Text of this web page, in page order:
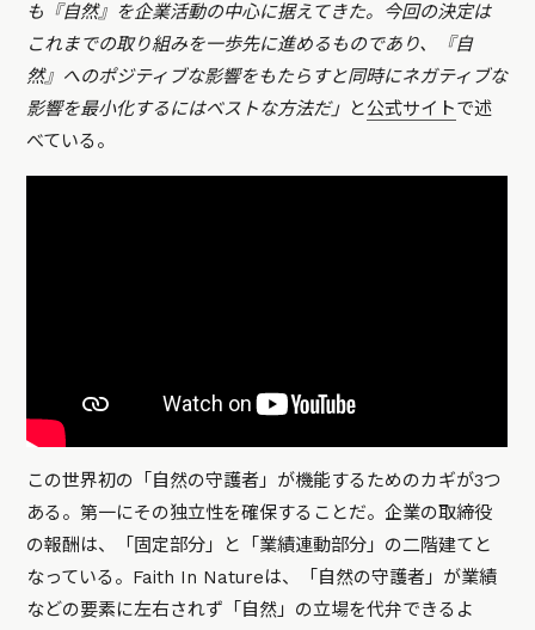
も『自然』を企業活動の中心に据えてきた。今回の決定は
これまでの取り組みを一歩先に進めるものであり、『自
然』へのポジティブな影響をもたらすと同時にネガティブな
影響を最小化するにはベストな方法だ」 と公式サイトで述
べている。
この世界初の「自然の守護者」が機能するためのカギが3つ
ある。第一にその独立性を確保することだ。企業の取締役
の報酬は、「固定部分」と「業績連動部分」の二階建てと
なっている。Faith In Natureは、「自然の守護者」が業績
などの要素に左右されず「自然」の立場を代弁できるよ